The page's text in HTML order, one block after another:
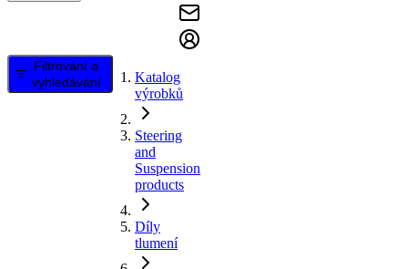
Filtrování a
vyhledávání
Katalog
výrobků
Steering
and
Suspension
products
Díly
tlumení